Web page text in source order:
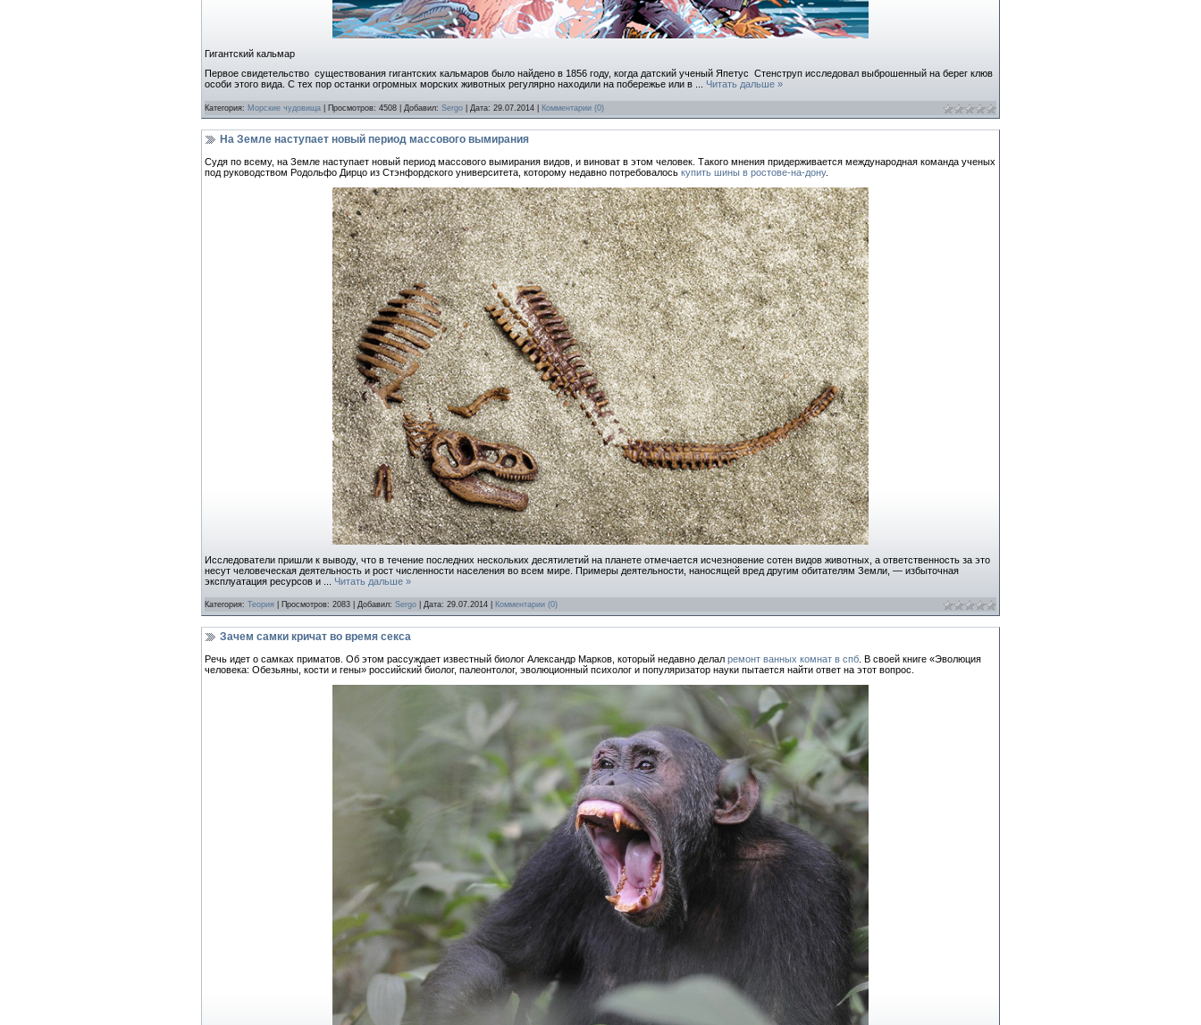
Гигантский кальмар
Первое свидетельство существования гигантских кальмаров было найдено в 1856 году, когда датский ученый Япетус Стенструп исследовал выброшенный на берег клюв
особи этого вида. С тех пор останки огромных морских животных регулярно находили на побережье или в
Читать дальше »
Категория: Морские чудовища | Просмотров: 4508 | Добавил: Sergo | Дата: 29.07.2014 Комментарии (0)
На Земле наступает новый период массового вымирания
Судя по всему, на Земле наступает новый период массового вымирания видов, и виноват в этом человек. Такого мнения придерживается международная команда ученых
под руководством Родольфо Дирцо из Стэнфордского университета, которому недавно потребовалось купить шины в ростове-на-дону.
Исследователи пришли к выводу, что в течение последних нескольких десятилетий на планете отмечается исчезновение сотен видов животных, а ответственность за это
несут человеческая деятельность и рост численности населения во всем мире. Примеры деятельности, наносящей вред другим обитателям Земли, — избыточная
эксплуатация ресурсов и
Читать дальше »
Категория: Теория | Просмотров: 2083 | Добавил: Sergo | Дата: 29.07.2014 Комментарии (0)
Зачем самки кричат во время секса
Речь идет о самках приматов. Об этом рассуждает известный биолог Александр Марков, который недавно делал ремонт ванных комнат в спб . В своей книге «Эволюция
человека: Обезьяны, кости и гены» российский биолог, палеонтолог, эволюционный психолог и популяризатор науки пытается найти ответ на этот вопрос.